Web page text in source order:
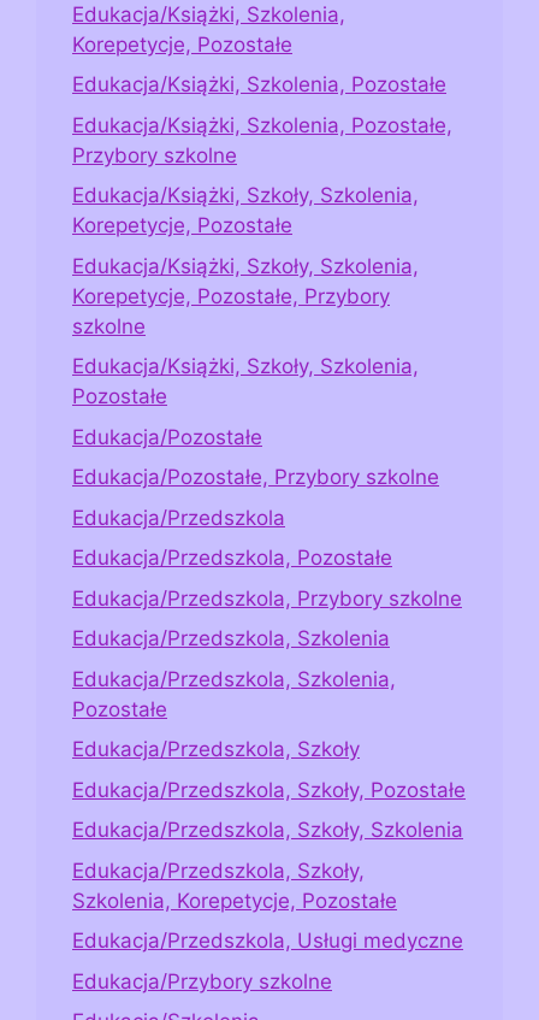
Edukacja/Książki, Szkolenia,
Korepetycje, Pozostałe
Edukacja/Książki, Szkolenia, Pozostałe
Edukacja/Książki, Szkolenia, Pozostałe,
Przybory szkolne
Edukacja/Książki, Szkoły, Szkolenia,
Korepetycje, Pozostałe
Edukacja/Książki, Szkoły, Szkolenia,
Korepetycje, Pozostałe, Przybory
szkolne
Edukacja/Książki, Szkoły, Szkolenia,
Pozostałe
Edukacja/Pozostałe
Edukacja/Pozostałe, Przybory szkolne
Edukacja/Przedszkola
Edukacja/Przedszkola, Pozostałe
Edukacja/Przedszkola, Przybory szkolne
Edukacja/Przedszkola, Szkolenia
Edukacja/Przedszkola, Szkolenia,
Pozostałe
Edukacja/Przedszkola, Szkoły
Edukacja/Przedszkola, Szkoły, Pozostałe
Edukacja/Przedszkola, Szkoły, Szkolenia
Edukacja/Przedszkola, Szkoły,
Szkolenia, Korepetycje, Pozostałe
Edukacja/Przedszkola, Usługi medyczne
Edukacja/Przybory szkolne